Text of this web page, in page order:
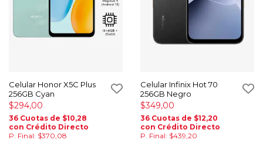
Celular Honor X5C Plus
256GB Cyan
$294,00
36 Cuotas de $10,28
con Crédito Directo
P. Final: $370,08
Celular Infinix Hot 70
256GB Negro
$349,00
36 Cuotas de $12,20
con Crédito Directo
P. Final: $439,20